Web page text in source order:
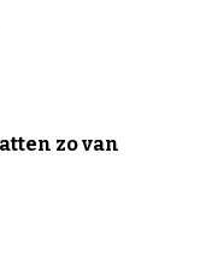
zo van